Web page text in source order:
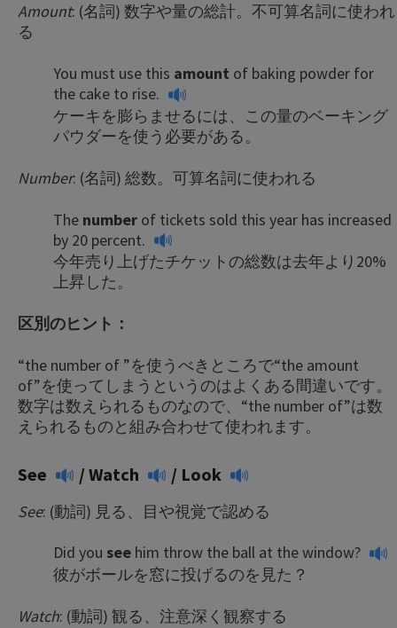
Amount: (名詞) 数字や量の総計。不可算名詞に使われ
る
You must use this amount of baking powder for
the cake to rise.
ケーキを膨らませるには、この量のベーキング
パウダーを使う必要がある。
Number: (名詞) 総数。可算名詞に使われる
The number of tickets sold this year has increased
by 20 percent.
今年売り上げたチケットの総数は去年より20%
上昇した。
区別のヒント：
“the number of ”を使うべきところで“the amount
of”を使ってしまうというのはよくある間違いです。
数字は数えられるものなので、“the number of”は数
えられるものと組み合わせて使われます。
See /Watch / Look
See: (動詞) 見る、目や視覚で認める
Did you see him throw the ball at the window?
彼がボールを窓に投げるのを見た？
Watch: (動詞) 観る、注意深く観察する